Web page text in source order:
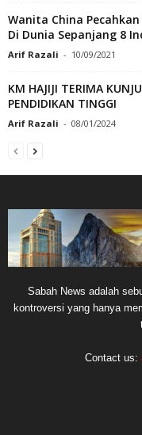
Wanita China
Di Dunia Sepanjang 8
Arif Razali - 10/09/2021
KM HAJIJI TERIMA
PENDIDIKAN TINGGI
Arif Razali - 08/01/2024
Sabah News adalah
kontroversi yang hanya
Contact us: